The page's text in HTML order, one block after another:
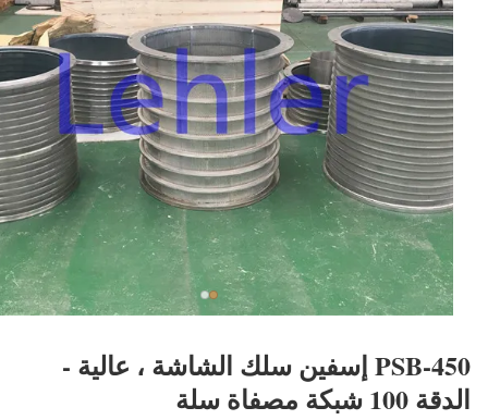
PSB-450 إسفين سلك الشاشة ، عالية -
شبكة مصفاة سلة